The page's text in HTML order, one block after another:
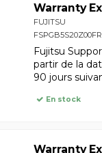
Warranty
FUJITSU
Fujitsu
partir de la
90 jours
En stock
Warranty